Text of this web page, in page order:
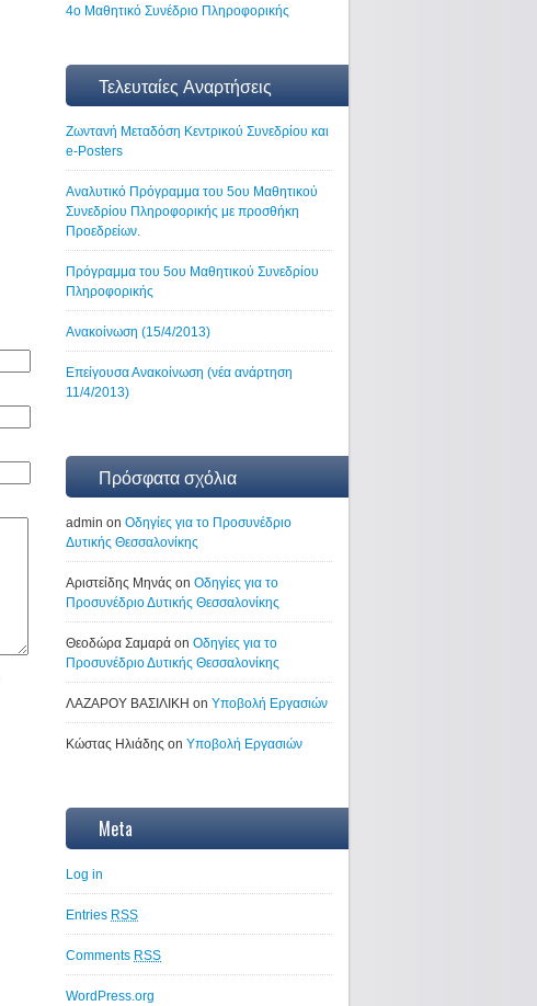
4ο Μαθητικό Συνέδριο Πληροφορικής
Τελευταίες Αναρτήσεις
Ζωντανή Μεταδόση Κεντρικού Συνεδρίου και
e-Posters
Αναλυτικό Πρόγραμμα του 5ου Μαθητικού
Συνεδρίου Πληροφορικής με προσθήκη
Προεδρείων.
Πρόγραμμα του 5ου Μαθητικού Συνεδρίου
Πληροφορικής
Ανακοίνωση (15/4/2013)
Επείγουσα Ανακοίνωση (νέα ανάρτηση
11/4/2013)
Πρόσφατα σχόλια
admin on Οδηγίες για το Προσυνέδριο
Δυτικής Θεσσαλονίκης
Αριστείδης Μηνάς on Οδηγίες για το
Προσυνέδριο Δυτικής Θεσσαλονίκης
Θεοδώρα Σαμαρά on Οδηγίες για το
Προσυνέδριο Δυτικής Θεσσαλονίκης
ΛΑΖΑΡΟΥ ΒΑΣΙΛΙΚΗ on Υποβολή Εργασιών
Κώστας Ηλιάδης on Υποβολή Εργασιών
Meta
Log in
Entries RSS
Comments RSS
WordPress.org